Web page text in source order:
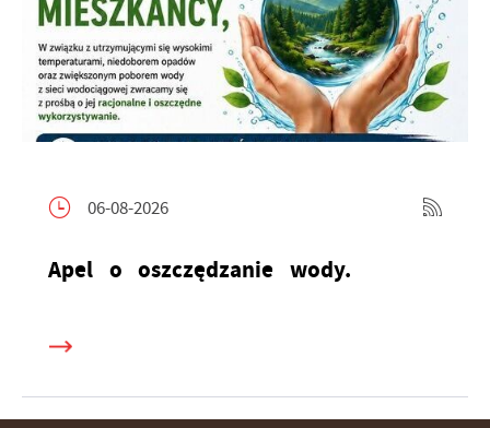
06-08-2026
Apel o oszczędzanie wody.